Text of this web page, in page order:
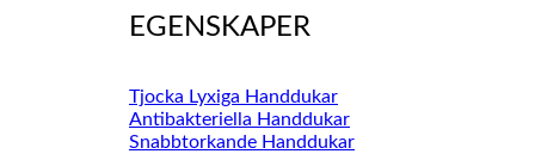
EGENSKAPER
Tjocka Lyxiga Handdukar
Antibakteriella Handdukar
Snabbtorkande Handdukar